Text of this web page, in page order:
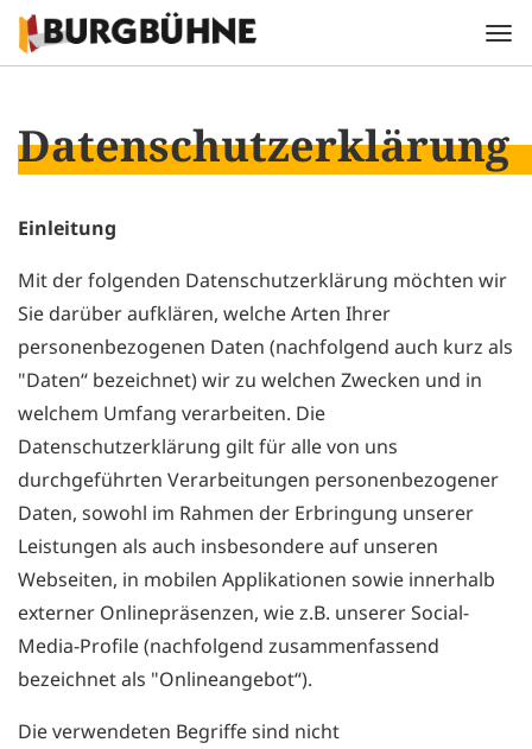
Datenschutzerklärung
Einleitung
Mit der folgenden Datenschutzerklärung möchten wir
Sie darüber aufklären, welche Arten Ihrer
personenbezogenen Daten (nachfolgend auch kurz als
"Daten“ bezeichnet) wir zu welchen Zwecken und in
welchem Umfang verarbeiten. Die
Datenschutzerklärung gilt für alle von uns
durchgeführten Verarbeitungen personenbezogener
Daten, sowohl im Rahmen der Erbringung unserer
Leistungen als auch insbesondere auf unseren
Webseiten, in mobilen Applikationen sowie innerhalb
externer Onlinepräsenzen, wie z.B. unserer Social-
Media-Profile (nachfolgend zusammenfassend
bezeichnet als "Onlineangebot“).
Die verwendeten Begriffe sind nicht